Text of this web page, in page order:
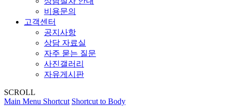
비용문의
고객센터
공지사항
상담 자료실
자주 묻는 질문
사진갤러리
자유게시판
SCROLL
Main Menu Shortcut Shortcut to Body